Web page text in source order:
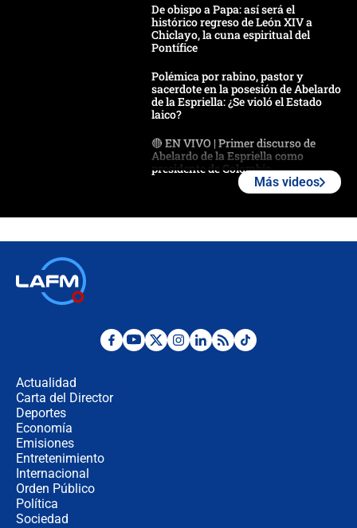
De obispo a Papa: así será el
histórico regreso de León XIV a
Chiclayo, la cuna espiritual del
Pontífice
Polémica por rabino, pastor y
sacerdote en la posesión de Abelardo
de la Espriella: ¿Se violó el Estado
laico?
🔴 EN VIVO | Primer discurso de
Abelardo de la Espriella como
presidente de Colombia
Desde dermatitis hasta infecciones:
Más videos
Actualidad
Carta del Director
Deportes
Economía
Emisiones
Entretenimiento
Internacional
Orden Público
Política
Sociedad